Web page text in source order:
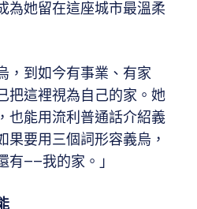
為她留在這座城市最溫柔
，到如今有事業、有家
把這裡視為自己的家。她
也能用流利普通話介紹義
果要用三個詞形容義烏，
有——我的家。」